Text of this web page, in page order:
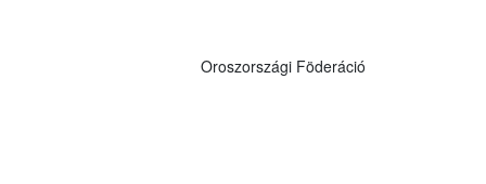
Oroszországi Föderáció